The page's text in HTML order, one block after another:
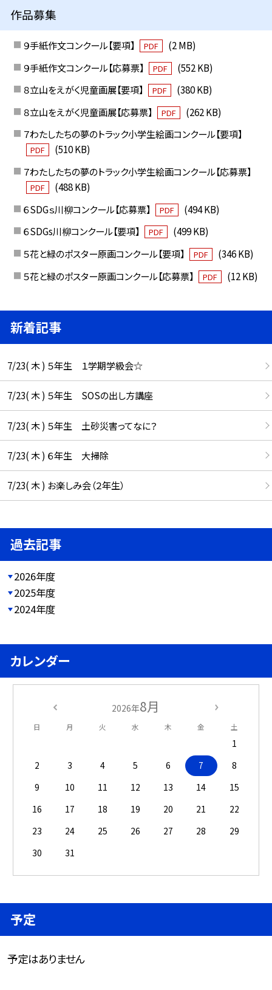
作品募集
９手紙作文コンクール【要項】 PDF
(2 MB)
９手紙作文コンクール【応募票】
PDF
(552 KB)
８立山をえがく児童画展【要項】
PDF
(380 KB)
８立山をえがく児童画展【応募票】
PDF
(262 KB)
７わたしたちの夢のトラック小学生絵画コンクール【要項】
PDF
(510 KB)
７わたしたちの夢のトラック小学生絵画コンクール【応募票】
PDF
(488 KB)
６SDGｓ川柳コンクール【応募票】
PDF
(494 KB)
６SDGs川柳コンクール【要項】
PDF
(499 KB)
５花と緑のポスター原画コンクール【要項】
PDF
(346 KB)
５花と緑のポスター原画コンクール【応募票】
PDF (12 KB)
新着記事
7/23( 木 ) ５年生 １学期学級会☆
7/23( 木 ) ５年生 SOSの出し方講座
7/23( 木 ) ５年生 土砂災害ってなに？
7/23( 木 ) ６年生 大掃除
7/23( 木 ) お楽しみ会（２年生）
過去記事
2026年度
2025年度
2024年度
カレンダー
2026年8月
日 月 火 水 木 金 土
1
2
3 4 5 6 7
8
9
10 11 12 13 14
15
16
17 18 19 20 21
22
23
24 25 26 27 28
29
30
31
予定
予定はありません